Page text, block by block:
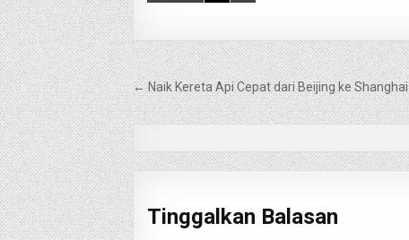
Navigasi
pos
← Naik Kereta Api Cepat dari Beijing ke Shanghai
Tinggalkan Balasan